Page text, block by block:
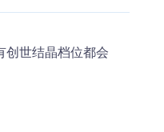
世结晶档位都会